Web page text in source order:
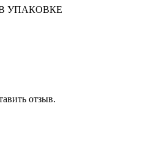
УПАКОВКЕ
отзыв.